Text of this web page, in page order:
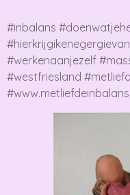
#inbalans
#werkenaanjezelf
#westfriesland